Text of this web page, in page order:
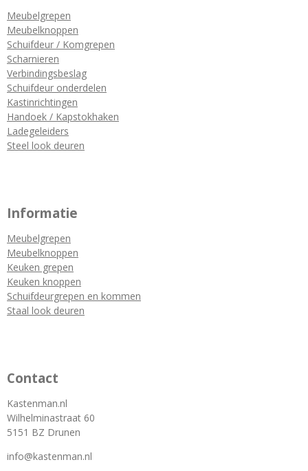
Meubelgrepen
Meubelknoppen
Schuifdeur / Komgrepen
Scharnieren
Verbindingsbeslag
Schuifdeur onderdelen
Kastinrichtingen
Handoek / Kapstokhaken
Ladegeleiders
Steel look deuren
Informatie
Meubelgrepen
Meubelknoppen
Keuken grepen
Keuken knoppen
Schuifdeurgrepen en kommen
Staal look deuren
Contact
Kastenman.nl
Wilhelminastraat 60
5151 BZ Drunen
info@kastenman.nl